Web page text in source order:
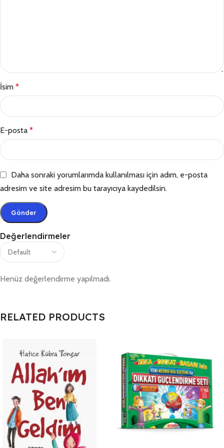
Değerlendirmeler
Henüz değerlendirme yapılmadı.
İsim *
E-posta *
Daha sonraki yorumlarımda kullanılması için adım, e-posta
adresim ve site adresim bu tarayıcıya kaydedilsin.
RELATED PRODUCTS